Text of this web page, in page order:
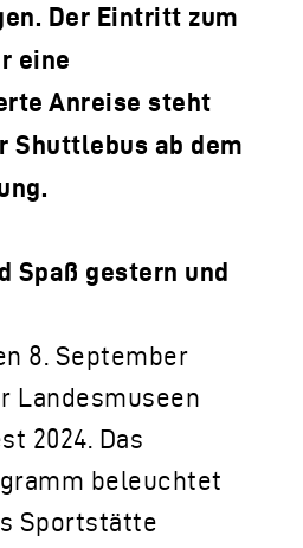
Der Eintritt zum
eine
Anreise steht
Shuttlebus ab dem
Spaß gestern und
8. September
Landesmuseen
2024. Das
beleuchtet
Sportstätte